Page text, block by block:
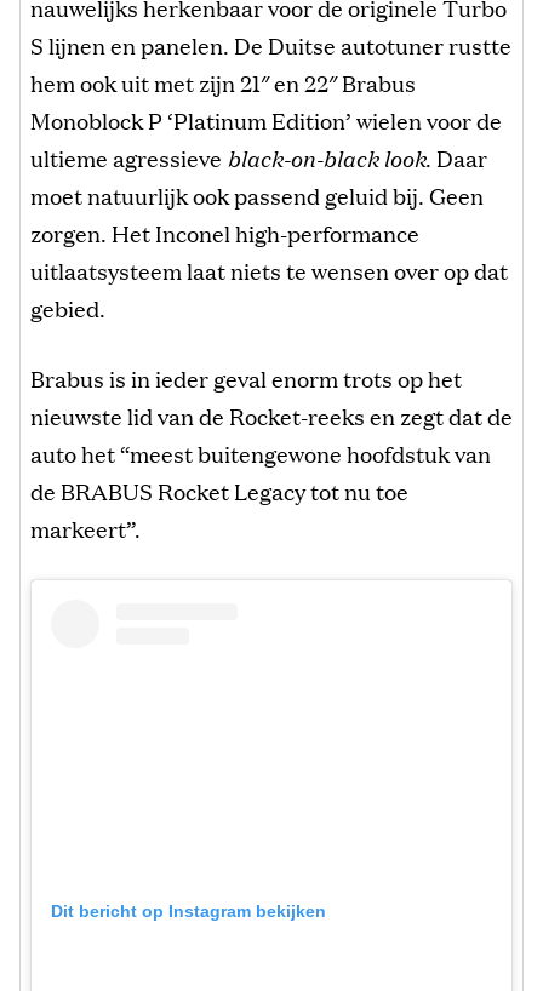
nauwelijks herkenbaar voor de originele Turbo
S lijnen en panelen. De Duitse autotuner rustte
hem ook uit met zijn 21″ en 22″ Brabus
Monoblock P ‘Platinum Edition’ wielen voor de
ultieme agressieve black-on-black look.⁠ Daar
moet natuurlijk ook passend geluid bij. Geen
zorgen. Het Inconel high-performance
uitlaatsysteem laat niets te wensen over op dat
gebied.
Brabus is in ieder geval enorm trots op het
nieuwste lid van de Rocket-reeks en zegt dat de
auto het “meest buitengewone hoofdstuk van
de BRABUS Rocket Legacy tot nu toe
markeert”.
Dit bericht op Instagram bekijken